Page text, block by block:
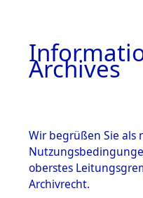
Archives
Wir begrüßen Sie als
oberstes
Archivrecht.